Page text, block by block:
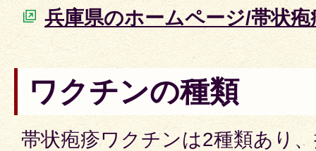
兵庫県のホームページ/帯状疱
ワクチンの種類
帯状疱疹ワクチンは2種類あり